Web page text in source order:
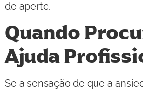
de aperto.
Quando
Ajuda
Se a sensação de que a